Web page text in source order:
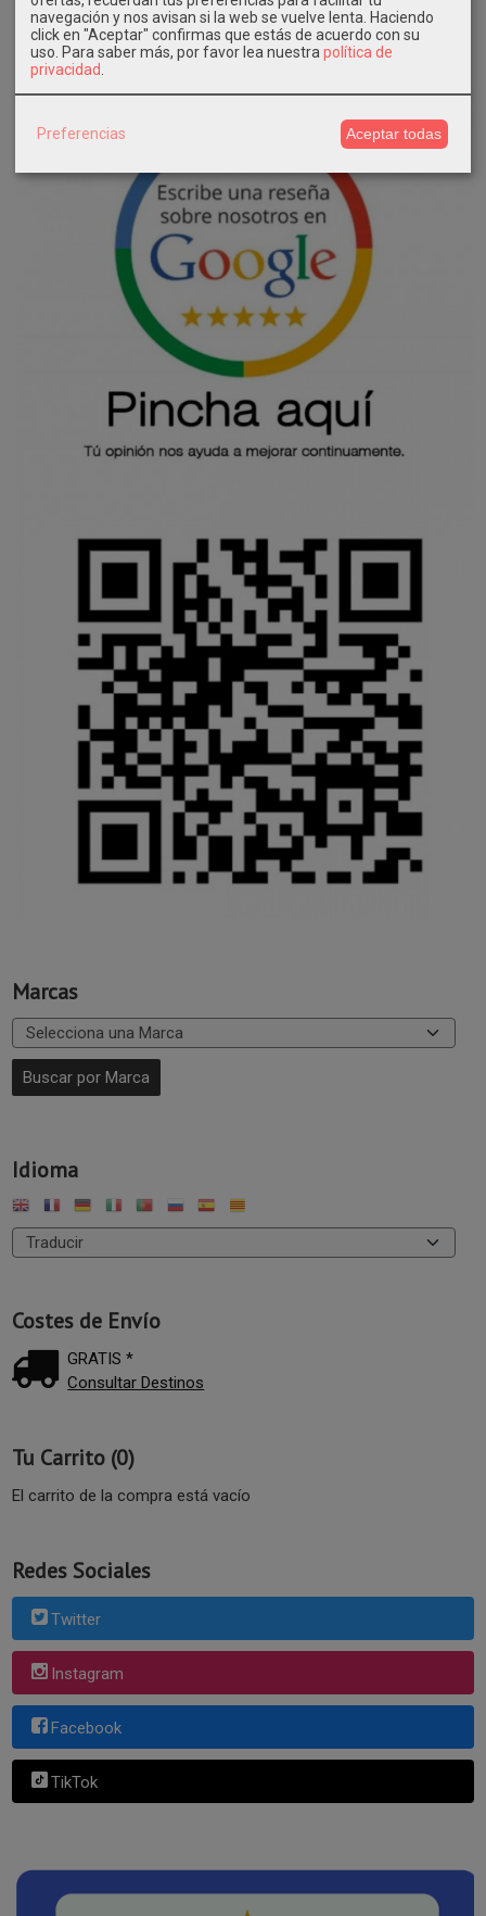
Marcas
Idioma
Costes de Envío
GRATIS *
Consultar Destinos
Tu Carrito (0)
El carrito de la compra está vacío
Redes Sociales
Twitter
Instagram
Facebook
TikTok
navegación y nos avisan si la web se vuelve lenta. Haciendo
click en "Aceptar" confirmas que estás de acuerdo con su
uso. Para saber más, por favor lea nuestra política de
privacidad
Preferencias Aceptar todas